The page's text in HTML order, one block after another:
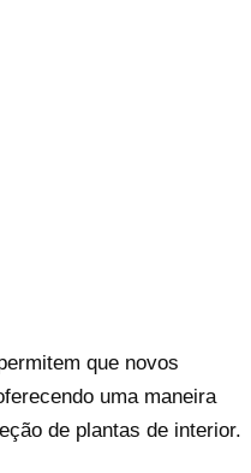
que novos
uma maneira
de plantas de interior.